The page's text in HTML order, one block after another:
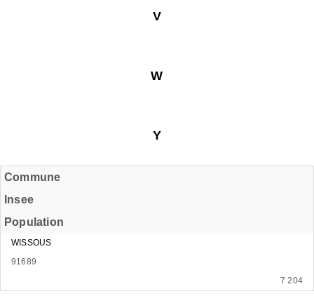
V
W
Y
Commune
Insee
Population
WISSOUS
91689
7 204